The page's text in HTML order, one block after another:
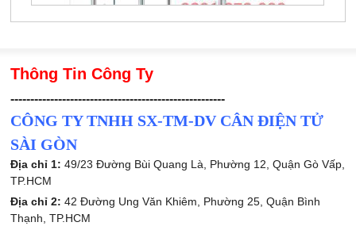
Thông Tin Công Ty
------------------------------------------------------
CÔNG TY TNHH SX-TM-DV CÂN ĐIỆN TỬ
SÀI GÒN
Địa chỉ 1: 49/23 Đường Bùi Quang Là, Phường 12, Quận Gò Vấp,
TP.HCM
Địa chỉ 2:42 Đường Ung Văn Khiêm, Phường 25, Quận Bình
Thạnh, TP.HCM